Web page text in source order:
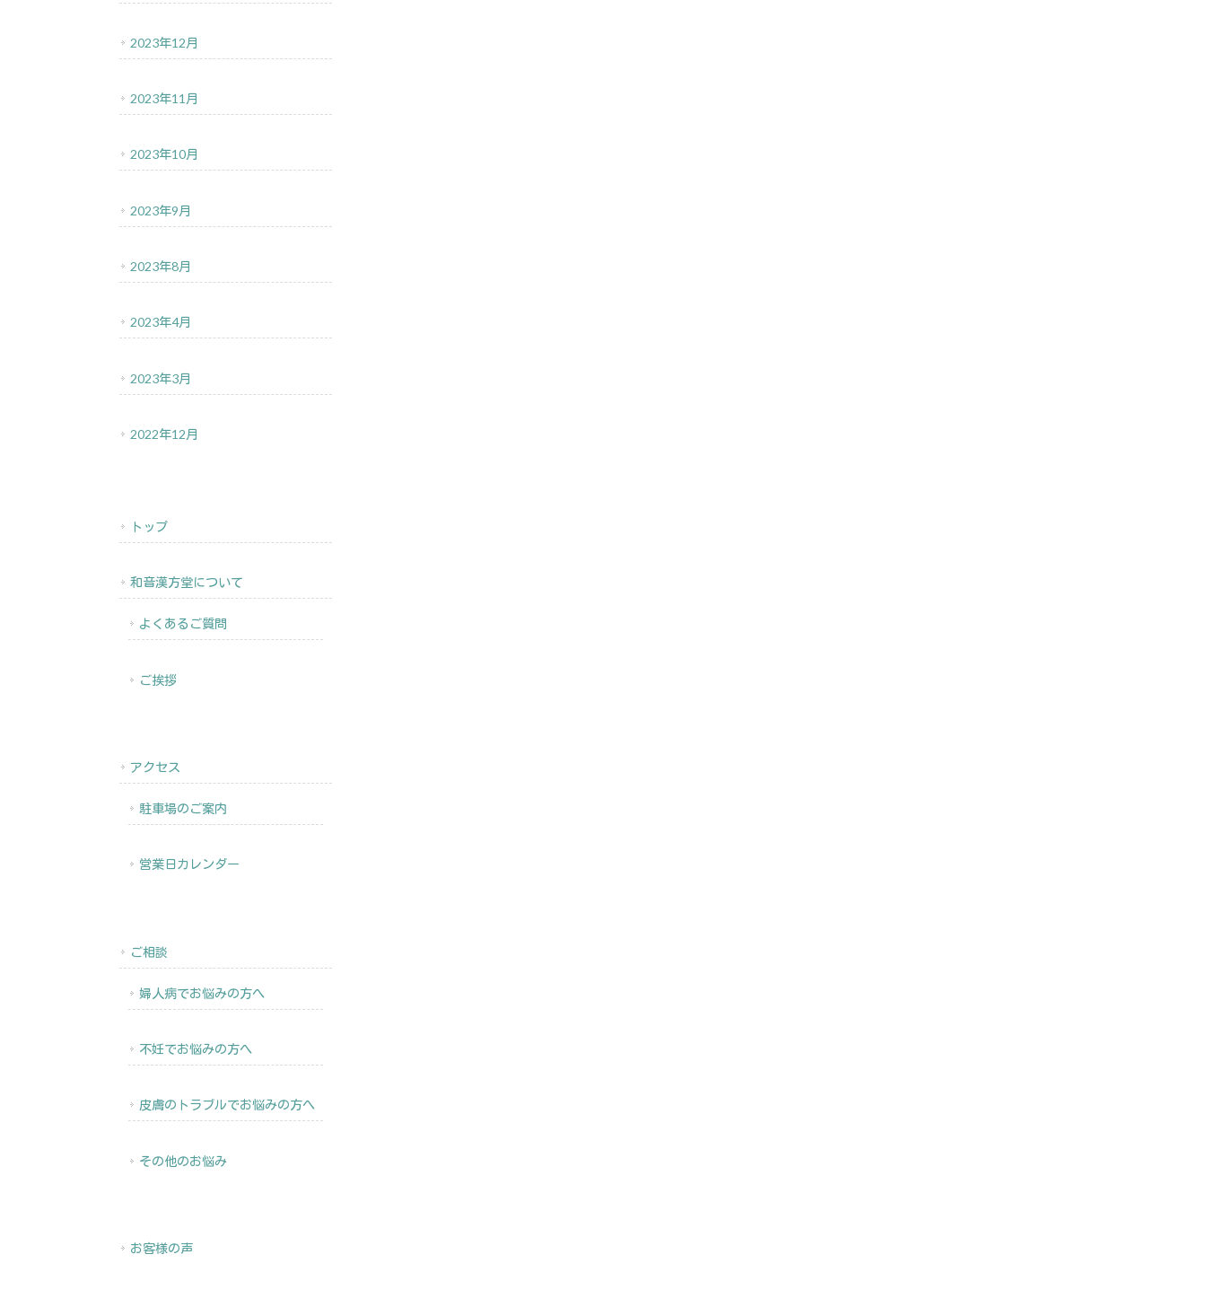
2023年12月
2023年11月
2023年10月
2023年9月
2023年8月
2023年4月
2023年3月
2022年12月
トップ
和音漢方堂について
よくあるご質問
ご挨拶
アクセス
駐車場のご案内
営業日カレンダー
ご相談
婦人病でお悩みの方へ
不妊でお悩みの方へ
皮膚のトラブルでお悩みの方へ
その他のお悩み
お客様の声